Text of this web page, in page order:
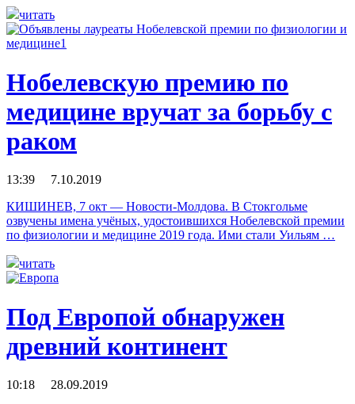
читать
Нобелевскую премию по
медицине вручат за борьбу с
раком
13:39 7.10.2019
КИШИНЕВ, 7 окт — Новости-Молдова. В Стокгольме
озвучены имена учёных, удостоившихся Нобелевской премии
по физиологии и медицине 2019 года. Ими стали Уильям …
читать
Под Европой обнаружен
древний континент
10:18 28.09.2019